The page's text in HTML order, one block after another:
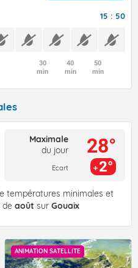
15 : 50
30
min
40
min
50
min
Maximale
du jour
Ecart
28°
2°
températures minimales et
de août sur Gouaix
ANIMATION SATELLITE